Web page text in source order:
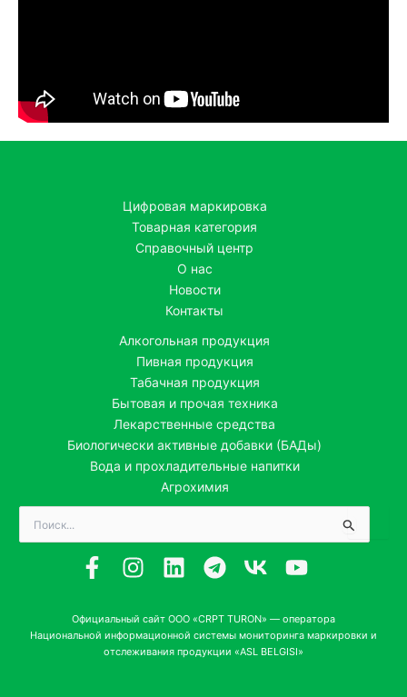
Цифровая маркировка
Товарная категория
Справочный центр
О нас
Новости
Контакты
Алкогольная продукция
Пивная продукция
Табачная продукция
Бытовая и прочая техника
Лекарственные средства
Биологически активные добавки (БАДы)
Вода и прохладительные напитки
Агрохимия
Поиск:
Официальный сайт ООО «CRPT TURON» — оператора
Национальной информационной системы мониторинга маркировки и
отслеживания продукции «ASL BELGISI»